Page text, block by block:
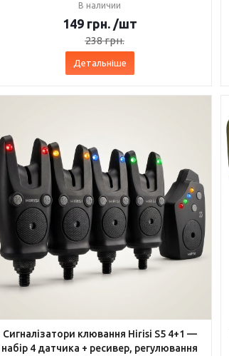
В наличии
149 грн. /шт
238грн.
Детальніше
Сигналізатори клювання Hirisi S5 4+1 —
набір 4 датчика + ресивер, регулювання